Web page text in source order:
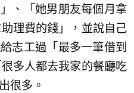
、「她男朋友每個月拿
理費的錢」，並說自己
志工過「最多一筆借到
多人都去我家的餐廳吃
很多。